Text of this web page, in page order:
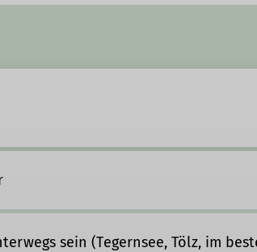
sein (Tegernsee, Tölz, im